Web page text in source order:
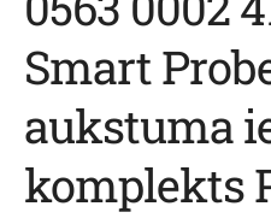
Smart
aukstuma
komplekts